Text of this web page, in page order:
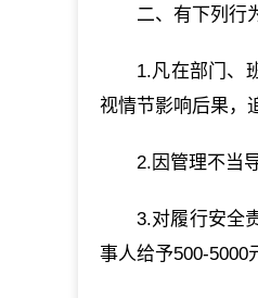
二、有下列行
1.凡在部门、
视情节影响后果，
2.因管理不当
3.对履行安全
事人给予500-5000